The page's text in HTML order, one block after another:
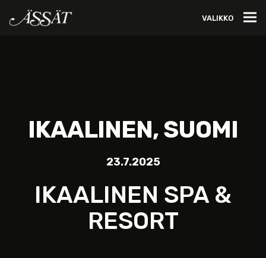
VALIKKO
IKAALINEN, SUOMI
23.7.2025
IKAALINEN SPA &
RESORT